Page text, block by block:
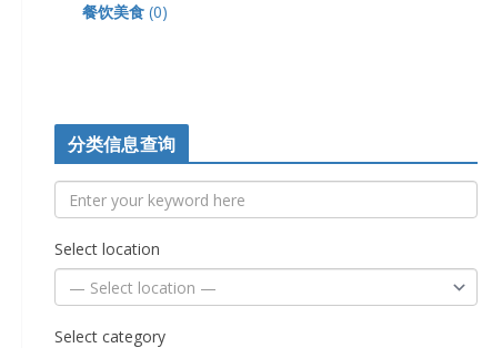
餐饮美食 (0)
分类信息查询
Select location
Select category